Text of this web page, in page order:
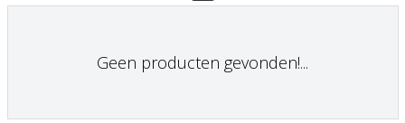
Geen producten gevonden!...